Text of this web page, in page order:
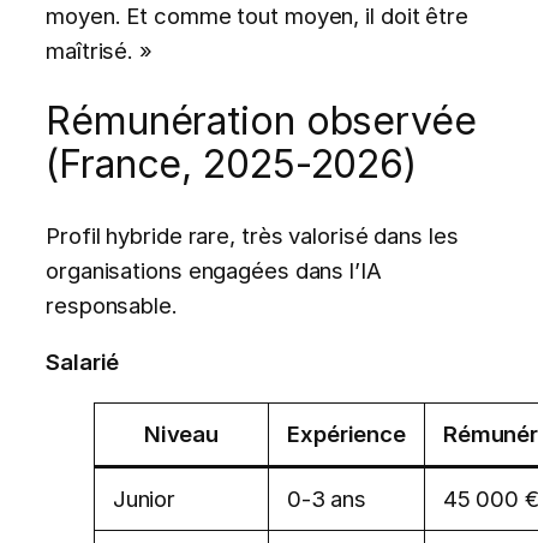
moyen. Et comme tout moyen, il doit être
maîtrisé. »
Rémunération observée
(France, 2025-2026)
Profil hybride rare, très valorisé dans les
organisations engagées dans l’IA
responsable.
Salarié
Niveau Expérience
Junior 0-3 ans 45 000